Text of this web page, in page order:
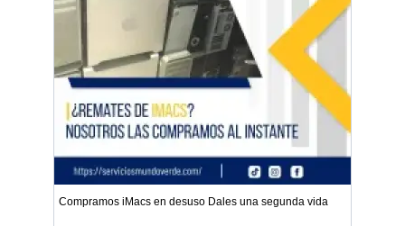
Compramos iMacs en desuso Dales una segunda vida